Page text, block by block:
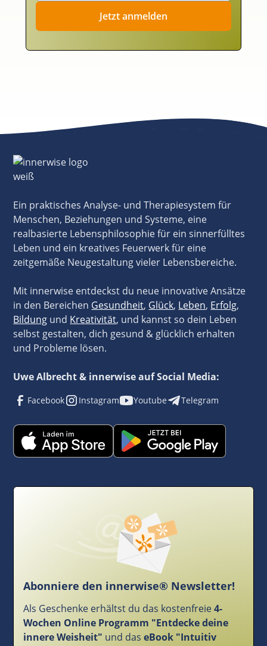
Ein praktisches Analyse- und Therapiesystem für
Menschen, Beziehungen und Systeme, eine
realbasierte Lebensphilosophie für ein sinnerfülltes
Leben und ein kreatives Feuerwerk für eine
zeitgemäße Neugestaltung vieler Lebensbereiche.
Mit innerwise entdeckst du neue innovative Ansätze
in den Bereichen Gesundheit, Glück, Leben, Erfolg,
Bildung und Kreativität, und kannst so dein Leben
selbst gestalten, dich gesund & glücklich erhalten
und Probleme lösen.
Uwe Albrecht & innerwise auf Social Media:
Facebook Instagram Youtube Telegram
Abonniere den innerwise® Newsletter!
Als Geschenke erhältst du das kostenfreie4-
Wochen Online Programm "Entdecke deine
innere Weisheit" und das eBook "Intuitiv